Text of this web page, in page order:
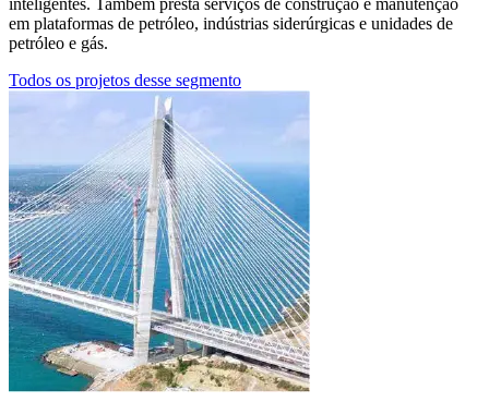
em plataformas de petróleo, indústrias siderúrgicas e unidades de
petróleo e gás.
Todos os projetos desse segmento